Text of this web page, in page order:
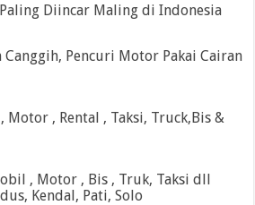
Diincar Maling di Indonesia
Pencuri Motor Pakai Cairan
Motor , Rental , Taksi, Truck,Bis &
, Motor , Bis , Truk, Taksi dll
Kendal, Pati, Solo